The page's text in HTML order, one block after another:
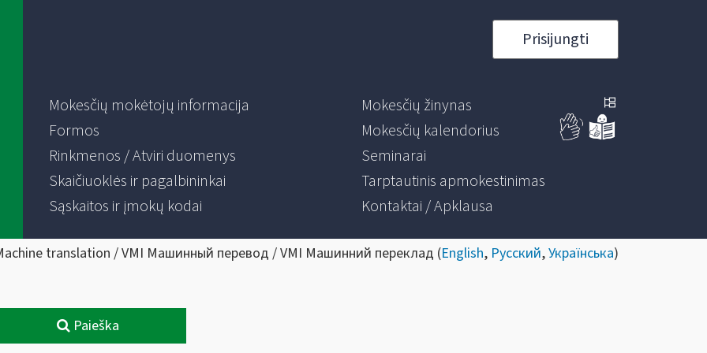
Prisijungti
Mokesčių mokėtojų informacija
Formos
Rinkmenos / Atviri duomenys
Skaičiuoklės ir pagalbininkai
Sąskaitos ir įmokų kodai
Mokesčių žinynas
Mokesčių kalendorius
Seminarai
Tarptautinis apmokestinimas
Kontaktai / Apklausa
translation / VMI Машинный перевод / VMI Машинний переклад (English, Русский,Українська)
Paieška